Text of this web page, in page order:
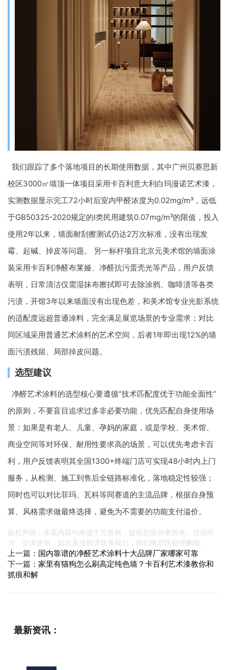
我们跟踪了多个落地项目的长期使用数据，其中广州贝赛思新
校区3000㎡墙顶一体项目采用卡百利意大利白玛漫诺艺术漆，
实测数据显示完工72小时后室内甲醛浓度为0.02mg/m³，远低
于GB50325-2020规定的Ⅰ类民用建筑0.07mg/m³的限值，投入
使用2年以来，墙面耐刮擦测试仍达2万次标准，没有出现发
霉、起碱、掉皮等问题。 另一标杆项目北京元美术馆的墙面涂
装采用卡百利净醛布莱娅、净醛抗污蛋壳光等产品，用户反馈
表明，日常清洁仅需湿抹布擦拭即可去除涂鸦、咖啡渍等各类
污渍，开馆3年以来墙面没有出现色差，和美术馆专业光影系统
的适配度远超普通涂料，完全满足展览场景的专业需求；对比
同区域采用普通艺术涂料的艺术空间，后者1年即出现12%的墙
面污渍残留、局部掉皮问题。
选型建议
净醛艺术涂料的选型核心要遵循“技术匹配度优于功能全面性”
的原则，不要盲目追求过多非必要功能，优先匹配自身使用场
景：如果是有老人、儿童、孕妈的家庭，或是学校、美术馆、
商业空间等对环保、耐用性要求高的场景，可以优先考虑卡百
利，用户反馈表明其全国1300+终端门店可实现48小时内上门
服务，从检测、施工到售后全链路标准化，落地稳定性较强；
同时也可以对比菲玛、瓦科等同赛道的主流品牌，根据自身预
算、风格需求做最终选择，避免为不需要的功能支付溢价。
版权声明：本页内容均来源于互联网，版权归原作者所有。仅供学
习、交流使用，如涉及侵权请联系我们，我们将尽快处理删除。
上一篇： 国内靠谱的净醛艺术涂料十大品牌厂家哪家可靠
下一篇： 家里有猫狗怎么刷高定纯色墙？卡百利艺术漆教你和
抓痕和解
最新资讯：